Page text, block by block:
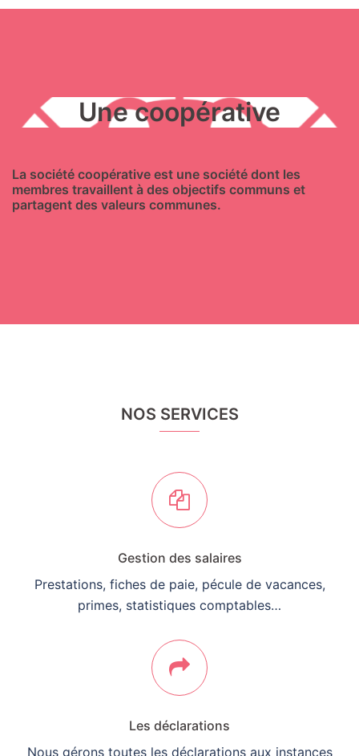
Une coopérative
La société coopérative est une société dont les
membres travaillent à des objectifs communs et
partagent des valeurs communes.
NOS SERVICES
Gestion des salaires
Prestations, fiches de paie, pécule de vacances,
primes, statistiques comptables…
Les déclarations
Nous gérons toutes les déclarations aux instances